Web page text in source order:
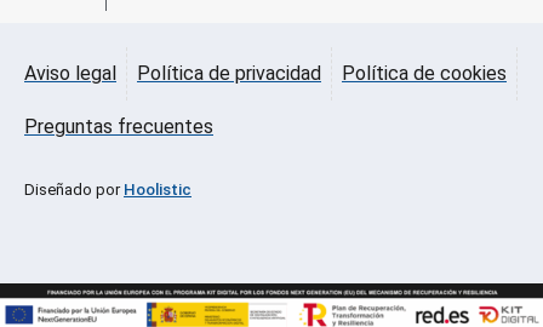
Aviso legal Política de privacidad Política de cookies
Preguntas frecuentes
Diseñado por Hoolistic